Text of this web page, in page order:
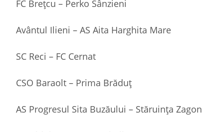
FC Brețcu – Perko Sânzieni
Avântul Ilieni – AS Aita Harghita Mare
SC Reci – FC Cernat
CSO Baraolt – Prima Brăduț
AS Progresul Sita Buzăului – Stăruința Zagon